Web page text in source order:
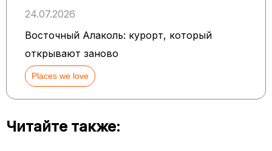
24.07.2026
Восточный Алаколь: курорт, который
открывают заново
Places we love
Читайте также: